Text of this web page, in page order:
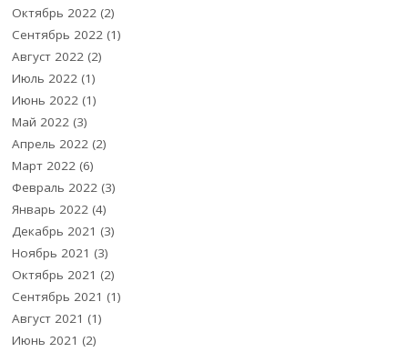
Октябрь 2022 (2)
Сентябрь 2022 (1)
Август 2022 (2)
Июль 2022 (1)
Июнь 2022 (1)
Май 2022 (3)
Апрель 2022 (2)
Март 2022 (6)
Февраль 2022 (3)
Январь 2022 (4)
Декабрь 2021 (3)
Ноябрь 2021 (3)
Октябрь 2021 (2)
Сентябрь 2021 (1)
Август 2021 (1)
Июнь 2021 (2)